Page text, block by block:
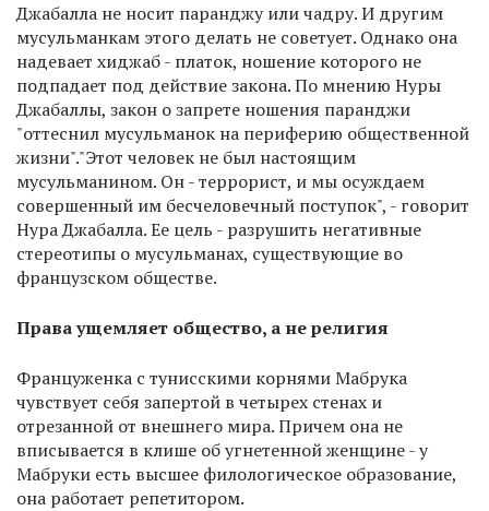
Джабалла не носит паранджу или чадру. И другим
мусульманкам этого делать не советует. Однако она
надевает хиджаб - платок, ношение которого не
подпадает под действие закона. По мнению Нуры
Джабаллы, закон о запрете ношения паранджи
"оттеснил мусульманок на периферию общественной
жизни"."Этот человек не был настоящим
мусульманином. Он - террорист, и мы осуждаем
совершенный им бесчеловечный поступок", - говорит
Нура Джабалла. Ее цель - разрушить негативные
стереотипы о мусульманах, существующие во
французском обществе.
Права ущемляет общество, а не религия
Француженка с тунисскими корнями Мабрука
чувствует себя запертой в четырех стенах и
отрезанной от внешнего мира. Причем она не
вписывается в клише об угнетенной женщине - у
Мабруки есть высшее филологическое образование,
она работает репетитором.